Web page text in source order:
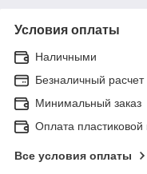
Условия оплаты
Наличными
Безналичный расчет
Минимальный заказ
Оплата пластиковой
Все условия оплаты